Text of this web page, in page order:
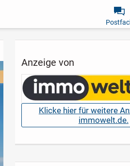
Anzeige von
Klicke hier für weitere
immowelt.de.